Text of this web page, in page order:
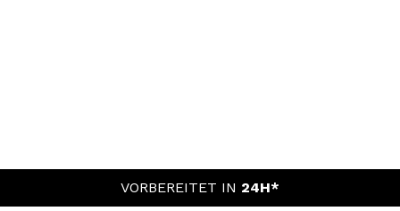
VORBEREITET IN 24H*